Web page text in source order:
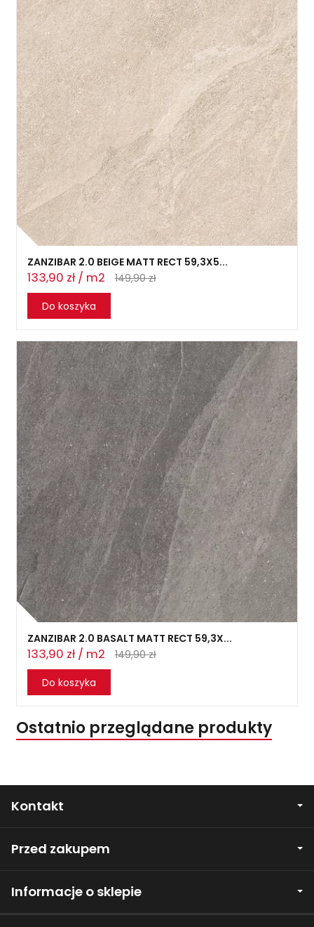
ZANZIBAR 2.0 BEIGE MATT RECT 59,3X5...
133,90 zł / m2
149,90 zł
Do koszyka
ZANZIBAR 2.0 BASALT MATT RECT 59,3X...
133,90 zł / m2
149,90 zł
Do koszyka
Ostatnio przeglądane produkty
Kontakt
Przed zakupem
Informacje o sklepie